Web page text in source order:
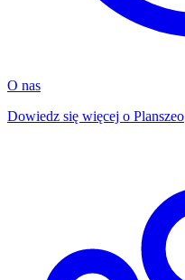
O nas
Dowiedz się więcej o Planszeo